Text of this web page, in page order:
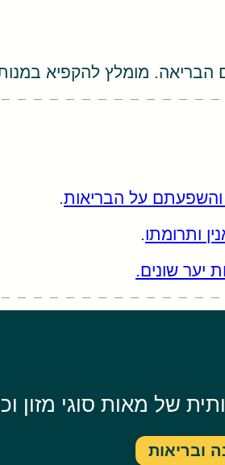
הבריאה. מומלץ להקפיא
והשפעתם על הבריאות.
ותרומתו.
יער שונים.
של מאות סוגי מזון
ובריאות